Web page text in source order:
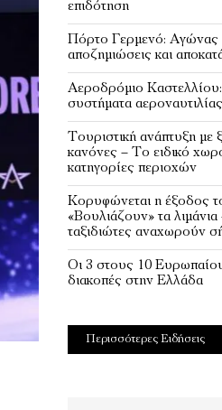
επιδότηση
Πόρτο Γερμενό: Αγώνας
αποζημιώσεις και
Αεροδρόμιο Καστελλίου:
συστήματα αεροναυτιλίας
Τουριστική ανάπτυξη με
κανόνες – Το ειδικό
κατηγορίες περιοχών
Κορυφώνεται η έξοδος
«Βουλιάζουν» τα
ταξιδιώτες αναχωρούν
Οι 3 στους 10
διακοπές στην Ελλάδα
Περισσότερες Ειδήσεις